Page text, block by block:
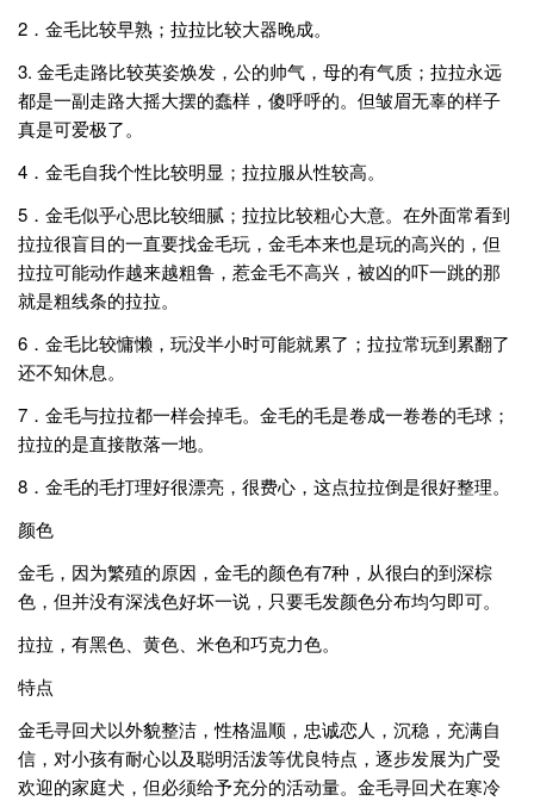
2．金毛比较早熟；拉拉比较大器晚成。
3. 金毛走路比较英姿焕发，公的帅气，母的有气质；拉拉永远
都是一副走路大摇大摆的蠢样，傻呼呼的。但皱眉无辜的样子
真是可爱极了。
4．金毛自我个性比较明显；拉拉服从性较高。
5．金毛似乎心思比较细腻；拉拉比较粗心大意。在外面常看到
拉拉很盲目的一直要找金毛玩，金毛本来也是玩的高兴的，但
拉拉可能动作越来越粗鲁，惹金毛不高兴，被凶的吓一跳的那
就是粗线条的拉拉。
6．金毛比较慵懒，玩没半小时可能就累了；拉拉常玩到累翻了
还不知休息。
7．金毛与拉拉都一样会掉毛。金毛的毛是卷成一卷卷的毛球；
拉拉的是直接散落一地。
8．金毛的毛打理好很漂亮，很费心，这点拉拉倒是很好整理。
颜色
金毛，因为繁殖的原因，金毛的颜色有7种，从很白的到深棕
色，但并没有深浅色好坏一说，只要毛发颜色分布均匀即可。
拉拉，有黑色、黄色、米色和巧克力色。
特点
金毛寻回犬以外貌整洁，性格温顺，忠诚恋人，沉稳，充满自
信，对小孩有耐心以及聪明活泼等优良特点，逐步发展为广受
欢迎的家庭犬，但必须给予充分的活动量。金毛寻回犬在寒冷